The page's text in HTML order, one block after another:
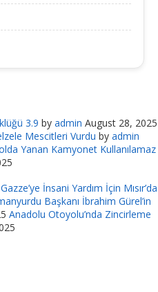
3.9 by admin August 28, 2025
Mescitleri Vurdu by admin
Yanan Kamyonet Kullanılamaz
İnsani Yardım İçin Mısır’da
Başkanı İbrahim Gürel’in
Anadolu Otoyolu’nda Zincirleme